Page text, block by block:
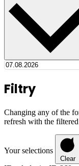
Filtry
Changing any of the
refresh with the
Your selections
Clear